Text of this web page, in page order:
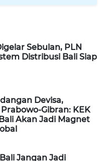
Sebulan, PLN
Distribusi Bali Siap
Devisa,
Prabowo-Gibran: KEK
Akan Jadi Magnet
Jangan Jadi